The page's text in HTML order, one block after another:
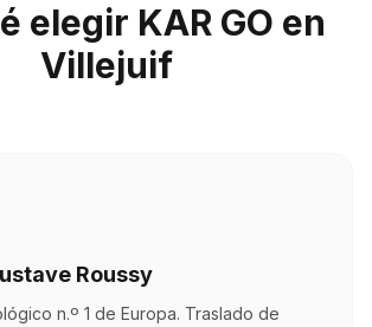
elegir KAR GO en
Villejuif
Roussy
n.º 1 de Europa. Traslado de